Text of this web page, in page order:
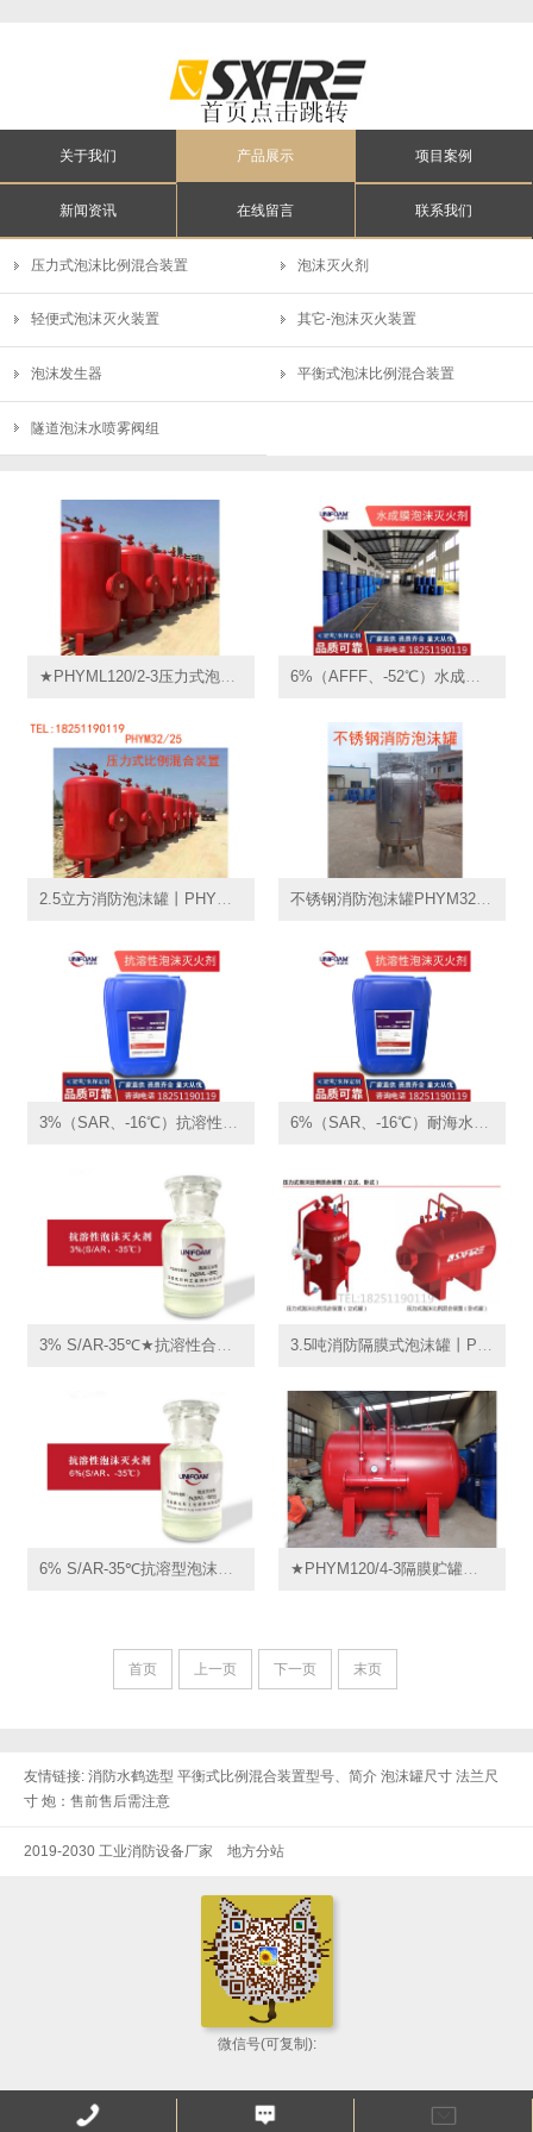
关于我们 产品展示 项目案例
新闻资讯 在线留言 联系我们
压力式泡沫比例混合装置 泡沫灭火剂
轻便式泡沫灭火装置 其它-泡沫灭火装置
泡沫发生器 平衡式泡沫比例混合装置
隧道泡沫水喷雾阀组
★PHYML120/2-3压力式泡沫比例混合装置PHYML120/20(3%),卧式消防贮液罐厂家,PHYM32/20(3%),PGNL2000立式 6%（AFFF、-52℃）水成膜泡沫灭火剂丨耐海水泡沫液广西
2.5立方消防泡沫罐丨PHYM32/25丨压力式空气泡沫比例混合装置丨PGNL2500立式泡沫罐 不锈钢消防泡沫罐PHYM32/30丨消防泡沫罐304丨压力式比例混合装置PHYM100/100
3% S/AR-35℃★抗溶性合成泡沫液,消防泡沫液,抗溶型泡沫灭火剂,抗醇型消防药剂 3.5吨消防隔膜式泡沫罐丨PHYM48/35丨不锈钢卧式压力式泡沫比例混合装置丨泡沫液贮罐消防
首页 上一页 下一页 末页
友情链接: 消防水鹤选型 平衡式比例混合装置型号、简介 泡沫罐尺寸 法兰尺
寸 炮：售前售后需注意
2019-2030 工业消防设备厂家 地方分站
微信号(可复制):